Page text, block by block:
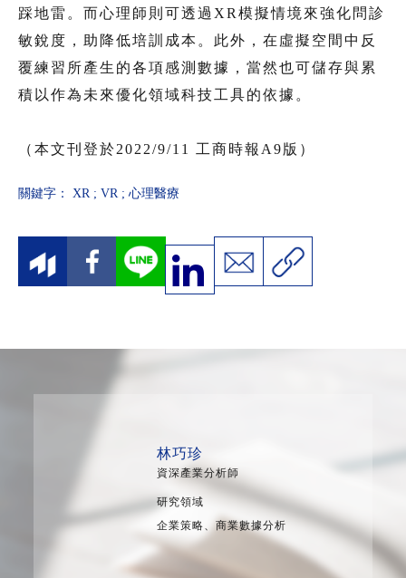
踩地雷。而心理師則可透過XR模擬情境來強化問診
敏銳度，助降低培訓成本。此外，在虛擬空間中反
覆練習所產生的各項感測數據，當然也可儲存與累
積以作為未來優化領域科技工具的依據。
（本文刊登於2022/9/11 工商時報A9版）
關鍵字： XR ; VR ; 心理醫療
林巧珍
資深產業分析師
研究領域
企業策略、商業數據分析